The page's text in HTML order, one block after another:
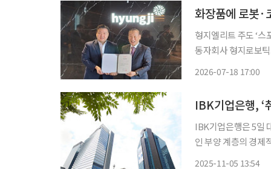
화장품에 로봇·
형지엘리트 주도 ‘
동자회사 형지로보
2026-07-18 17:00
IBK기업은행, ‘
IBK기업은행은 5일
인 부양 계층의 경제
2025-11-05 13:54